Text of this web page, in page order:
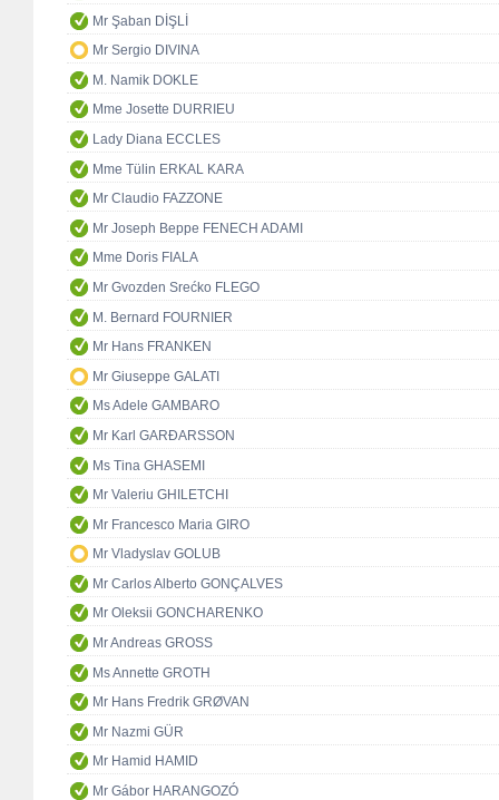
Mr Şaban DİŞLİ
Mr Sergio DIVINA
M. Namik DOKLE
Mme Josette DURRIEU
Lady Diana ECCLES
Mme Tülin ERKAL KARA
Mr Claudio FAZZONE
Mr Joseph Beppe FENECH ADAMI
Mme Doris FIALA
Mr Gvozden Srećko FLEGO
M. Bernard FOURNIER
Mr Hans FRANKEN
Mr Giuseppe GALATI
Ms Adele GAMBARO
Mr Karl GARÐARSSON
Ms Tina GHASEMI
Mr Valeriu GHILETCHI
Mr Francesco Maria GIRO
Mr Vladyslav GOLUB
Mr Carlos Alberto GONÇALVES
Mr Oleksii GONCHARENKO
Mr Andreas GROSS
Ms Annette GROTH
Mr Hans Fredrik GRØVAN
Mr Nazmi GÜR
Mr Hamid HAMID
Mr Gábor HARANGOZÓ